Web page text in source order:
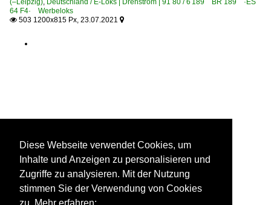
Vaud | Waadtland
210 Lausanne – Yverdon – Neuchâtel – Biel JS>SBB
500 Sissach – Gelterkinden – Olten SCB>SBB
Slowenien
(–Leipzig), Deutschland / E-Loks | Drehstrom | 91 80 / 6 189 BR 189 ·ES
64 F4· Werbeloks
 503 1200x815 Px, 23.07.2021 
Diese Webseite verwendet Cookies, um
Inhalte und Anzeigen zu personalisieren und
Zugriffe zu analysieren. Mit der Nutzung
stimmen Sie der Verwendung von Cookies